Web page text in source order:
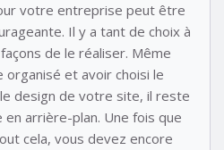
votre entreprise peut être
Il y a tant de choix à
de le réaliser. Même
et avoir choisi le
design de votre site, il reste
en arrière-plan. Une fois que
cela, vous devez encore